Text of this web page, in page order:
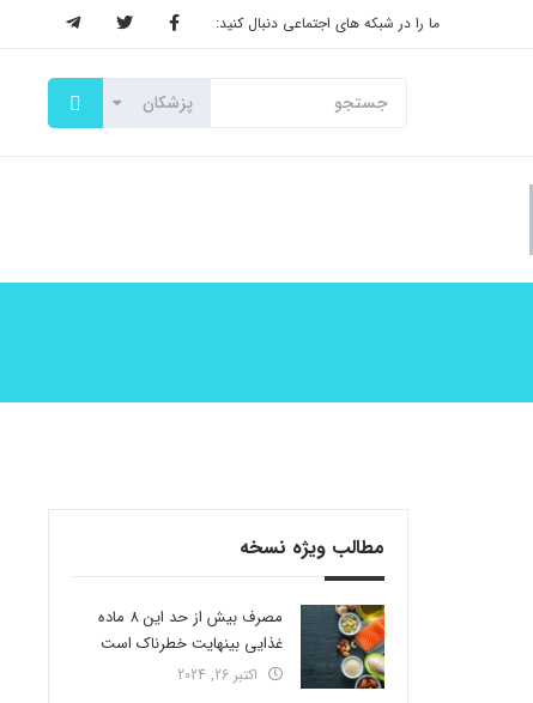
ما را در شبکه های اجتماعی دنبال کنید:
مطالب ویژه نسخه
مصرف بیش از حد این 8 ماده
غذایی بینهایت خطرناک است
اکتبر 26, 2024